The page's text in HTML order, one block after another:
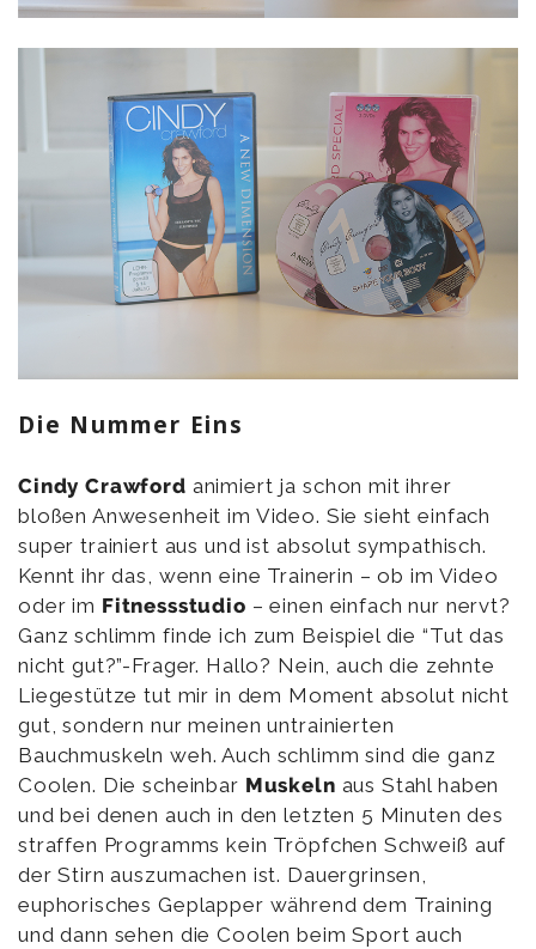
Die Nummer Eins
Cindy Crawford animiert ja schon mit ihrer
bloßen Anwesenheit im Video. Sie sieht einfach
super trainiert aus und ist absolut sympathisch.
Kennt ihr das, wenn eine Trainerin – ob im Video
oder im Fitnessstudio – einen einfach nur nervt?
Ganz schlimm finde ich zum Beispiel die “Tut das
nicht gut?”-Frager. Hallo? Nein, auch die zehnte
Liegestütze tut mir in dem Moment absolut nicht
gut, sondern nur meinen untrainierten
Bauchmuskeln weh. Auch schlimm sind die ganz
Coolen. Die scheinbar Muskeln aus Stahl haben
und bei denen auch in den letzten 5 Minuten des
straffen Programms kein Tröpfchen Schweiß auf
der Stirn auszumachen ist. Dauergrinsen,
euphorisches Geplapper während dem Training
und dann sehen die Coolen beim Sport auch